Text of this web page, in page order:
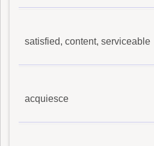
satisfied, content, serviceable
acquiesce